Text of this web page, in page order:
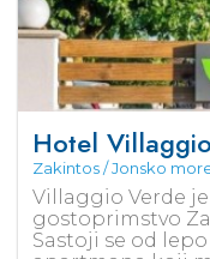
Hotel
Zakintos / Jonsko
Villaggio Verde
gostoprimstvo
Sastoji se od